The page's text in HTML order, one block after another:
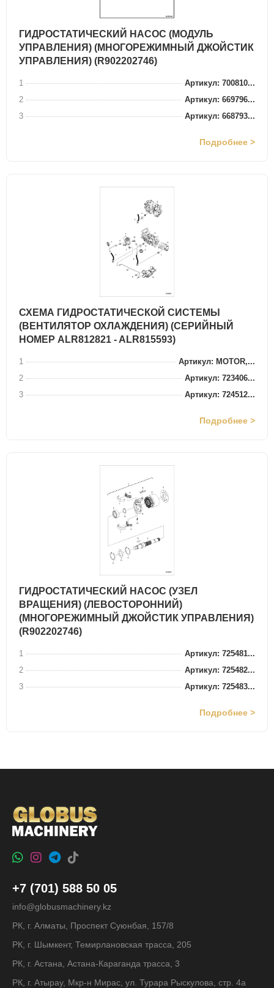
ГИДРОСТАТИЧЕСКИЙ НАСОС (МОДУЛЬ
УПРАВЛЕНИЯ) (МНОГОРЕЖИМНЫЙ ДЖОЙСТИК
УПРАВЛЕНИЯ) (R902202746)
1
Артикул: 700810...
2
Артикул: 669796...
3
Артикул: 668793...
Подробнее >
СХЕМА ГИДРОСТАТИЧЕСКОЙ СИСТЕМЫ
(ВЕНТИЛЯТОР ОХЛАЖДЕНИЯ) (СЕРИЙНЫЙ
НОМЕР ALR812821 - ALR815593)
1
Артикул: MOTOR,...
2
Артикул: 723406...
3
Артикул: 724512...
Подробнее >
ГИДРОСТАТИЧЕСКИЙ НАСОС (УЗЕЛ
ВРАЩЕНИЯ) (ЛЕВОСТОРОННИЙ)
(МНОГОРЕЖИМНЫЙ ДЖОЙСТИК УПРАВЛЕНИЯ)
(R902202746)
1
Артикул: 725481...
2
Артикул: 725482...
3
Артикул: 725483...
Подробнее >
+7 (701) 588 50 05
info@globusmachinery.kz
РК, г. Алматы, Проспект Суюнбая, 157/8
РК, г. Шымкент, Темирлановская трасса, 205
РК, г. Астана, Астана-Караганда трасса, 3
РК, г. Атырау, Мкр-н Мирас, ул. Турара Рыскулова, стр. 4а